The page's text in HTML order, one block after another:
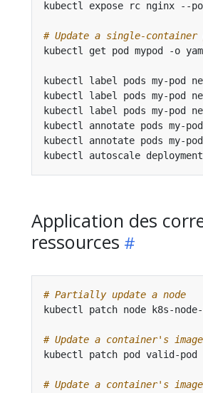
kubectl expose rc nginx --
# Update a single-
kubectl get pod mypod -o
kubectl label pods my-pod
kubectl label
kubectl label pods my-pod
kubectl annotate pods my-
kubectl
kubectl autoscale
Application des
ressources
# Partially update a node
kubectl patch node k8s-
# Update a container's
kubectl patch pod valid-pod
# Update a container's